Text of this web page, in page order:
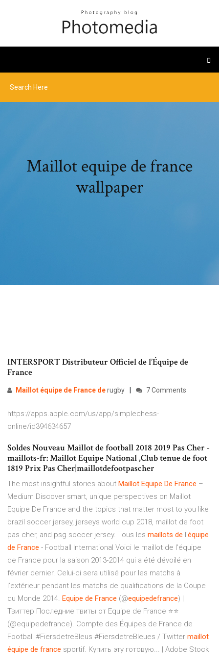
Maillot equipe de france
wallpaper
INTERSPORT Distributeur Officiel de l’Équipe de
France
Maillot équipe de France derugby 7 Comments
https://apps.apple.com/us/app/simplechess-
online/id394634657
Soldes Nouveau Maillot de football 2018 2019 Pas Cher -
maillots-fr: Maillot Equipe National ,Club tenue de foot
1819 Prix Pas Cher|maillotdefootpascher
The most insightful stories about Maillot Equipe De France –
Medium Discover smart, unique perspectives on Maillot
Equipe De France and the topics that matter most to you like
brazil soccer jersey, jerseys world cup 2018, maillot de foot
pas cher, and psg soccer jersey. Tous les maillots de l'équipe
de France - Football International Voici le maillot de l’équipe
de France pour la saison 2013-2014 qui a été dévoilé en
février dernier. Celui-ci sera utilisé pour les matchs à
l’extérieur pendant les matchs de qualifications de la Coupe
du Monde 2014. Equipe de France (@equipedefrance) |
Твиттер Последние твиты от Equipe de France ⭐⭐
(@equipedefrance). Compte des Équipes de France de
Football #FiersdetreBleus #FiersdetreBleues / Twitter maillot
équipe de france sportif. Купить эту готовую... | Adobe Stock